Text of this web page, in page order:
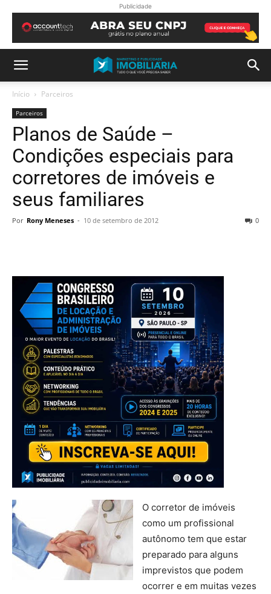
Publicidade
Início Parceiros
Parceiros
Planos de Saúde –
Condições especiais para
corretores de imóveis e
seus familiares
Por Rony Meneses - 10 de setembro de 2012 0
O corretor de imóveis
como um profissional
autônomo tem que estar
preparado para alguns
imprevistos que podem
ocorrer e em muitas vezes